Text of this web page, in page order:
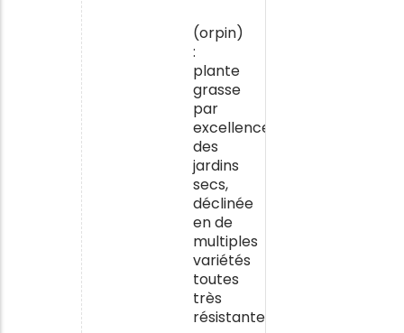
(orpin)
:
plante
grasse
par
excellence
des
jardins
secs,
déclinée
en de
multiples
variétés
toutes
très
résistantes.